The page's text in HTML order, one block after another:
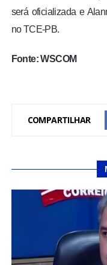
será oficializada e
no TCE-PB.
Fonte: WSCOM
COMPARTILHAR